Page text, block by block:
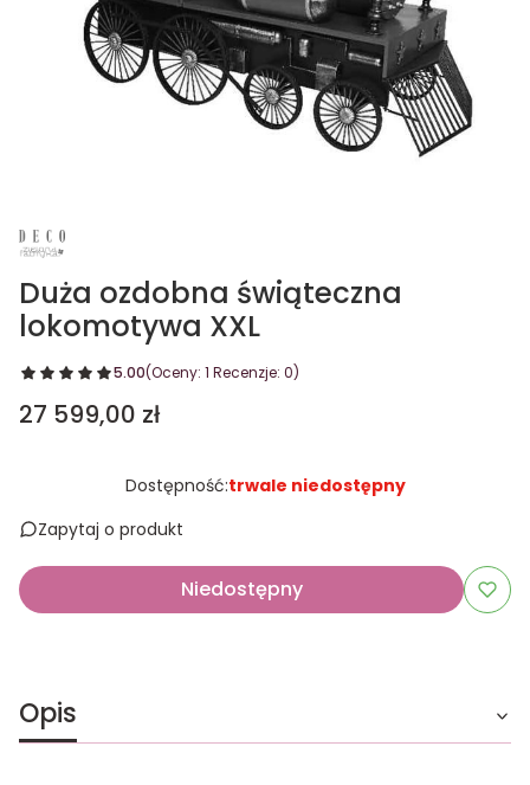
Duża ozdobna świąteczna
lokomotywa XXL
5.00(Oceny: 1 Recenzje: 0)
Cena
27 599,00 zł
Dostępność:trwale niedostępny
Zapytaj o produkt
Niedostępny
Opis